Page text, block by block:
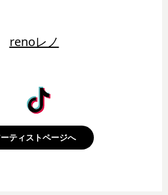
renoレノ
ティストページへ